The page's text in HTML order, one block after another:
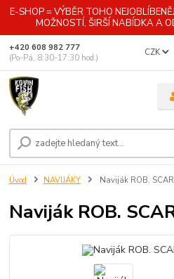
E-SHOP = VÝBĚR TOHO
MOŽNOSTÍ, ŠIRŠÍ NABÍDKA A
CZK
+420 608 982 777
(Po-Pá, 8:30-17:30 hod.)
Úvod NAVIJÁKY Naviják ROB.
Naviják ROB.